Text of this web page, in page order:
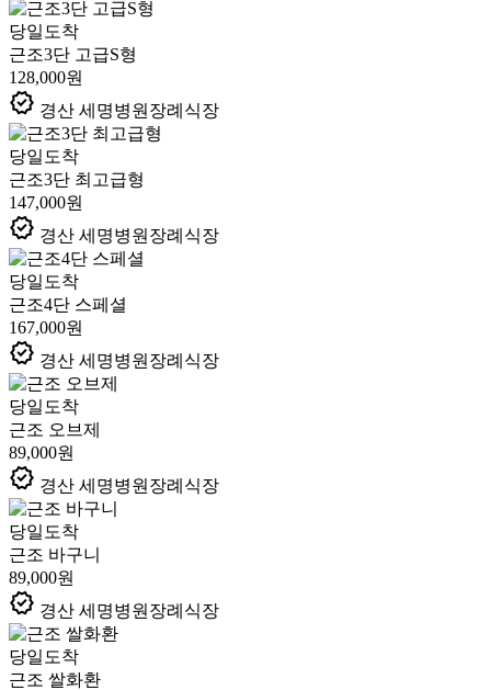
당일도착
근조3단 고급S형
128,000원
verified 경산 세명병원장례식장
당일도착
근조3단 최고급형
147,000원
verified 경산 세명병원장례식장
당일도착
근조4단 스페셜
167,000원
verified 경산 세명병원장례식장
당일도착
근조 오브제
89,000원
verified 경산 세명병원장례식장
당일도착
근조 바구니
89,000원
verified 경산 세명병원장례식장
당일도착
근조 쌀화환